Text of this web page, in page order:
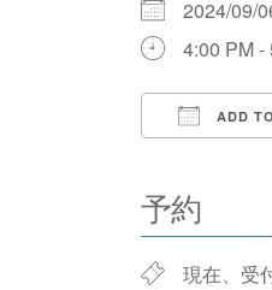
2024/09/
4:00 PM -
ADD
予約
現在、受